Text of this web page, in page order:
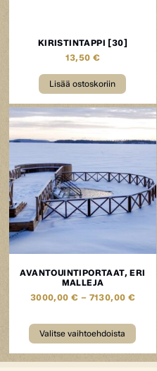
KIRISTINTAPPI [30]
13,50 €
Lisää ostoskoriin
AVANTOUINTIPORTAAT, ERI
MALLEJA
3000,00 € – 7130,00 €
Valitse vaihtoehdoista